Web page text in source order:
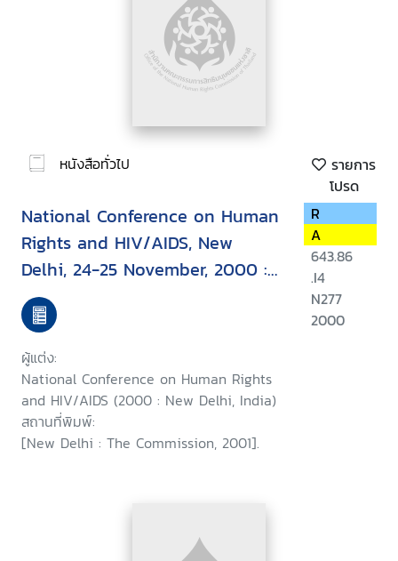
หนังสือทั่วไป
รายการ
โปรด
National Conference on Human
Rights and HIV/AIDS, New
Delhi, 24-25 November, 2000 :
report
ผู้แต่ง:
National Conference on Human Rights
and HIV/AIDS (2000 : New Delhi, India)
สถานที่พิมพ์:
[New Delhi : The Commission, 2001].
R
A
643.86
.I4
N277
2000